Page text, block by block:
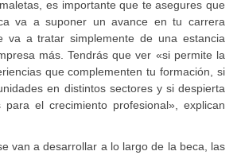
es importante que te asegures que
va a suponer un avance en tu carrera
va a tratar simplemente de una estancia
más. Tendrás que ver «si permite la
que complementen tu formación, si
en distintos sectores y si despierta
para el crecimiento profesional», explican
van a desarrollar a lo largo de la beca, las